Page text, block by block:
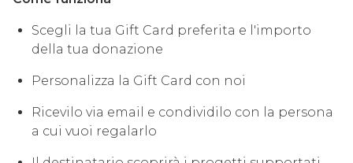
Scegli la tua Gift Card preferita e l'importo
della tua donazione
Personalizza la Gift Card con noi
Ricevilo via email e condividilo con la persona
a cui vuoi regalarlo